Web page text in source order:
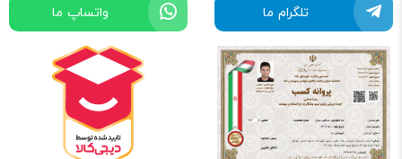
تلگرام ما
واتساپ ما